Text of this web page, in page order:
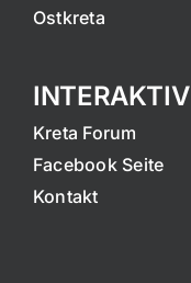
Ostkreta
INTERAKTIV
Kreta Forum
Facebook Seite
Kontakt